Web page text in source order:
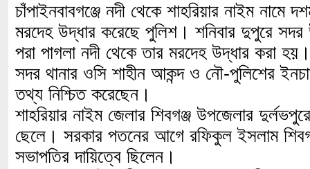
চাঁপাইনবাবগঞ্জে নদী থেকে শাহরিয়ার নাইম নামে
মরদেহ উদ্ধার করেছে পুলিশ। শনিবার দুপুরে সদর
পরা পাগলা নদী থেকে তার মরদেহ উদ্ধার করা
সদর থানার ওসি শাহীন আকন্দ ও নৌ-পুলিশের
তথ্য নিশ্চিত করেছেন।
শাহরিয়ার নাইম জেলার শিবগঞ্জ উপজেলার
ছেলে। সরকার পতনের আগে রফিকুল ইসলাম
সভাপতির দায়িত্বে ছিলেন।